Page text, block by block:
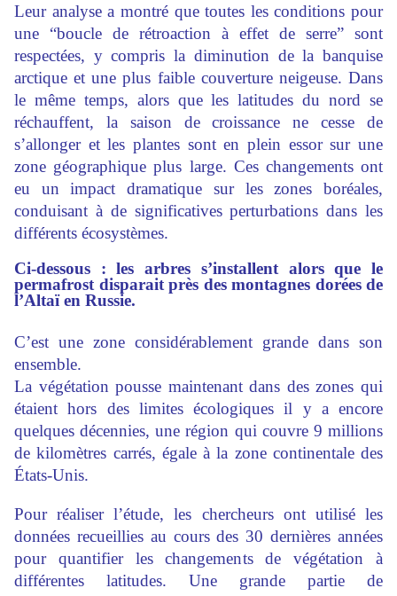
Leur analyse a montré que toutes les conditions pour
une “boucle de rétroaction à effet de serre” sont
respectées, y compris la diminution de la banquise
arctique et une plus faible couverture neigeuse. Dans
le même temps, alors que les latitudes du nord se
réchauffent, la saison de croissance ne cesse de
s’allonger et les plantes sont en plein essor sur une
zone géographique plus large. Ces changements ont
eu un impact dramatique sur les zones boréales,
conduisant à de significatives perturbations dans les
différents écosystèmes.
Ci-dessous : les arbres s’installent alors que le
permafrost disparait près des montagnes dorées de
l’Altaï en Russie.
C’est une zone considérablement grande dans son
ensemble.
La végétation pousse maintenant dans des zones qui
étaient hors des limites écologiques il y a encore
quelques décennies, une région qui couvre 9 millions
de kilomètres carrés, égale à la zone continentale des
États-Unis.
Pour réaliser l’étude, les chercheurs ont utilisé les
données recueillies au cours des 30 dernières années
pour quantifier les changements de végétation à
différentes latitudes. Une grande partie de